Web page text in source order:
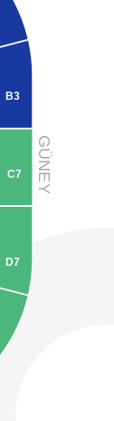
GÜNE
Y
B3
C7
D7